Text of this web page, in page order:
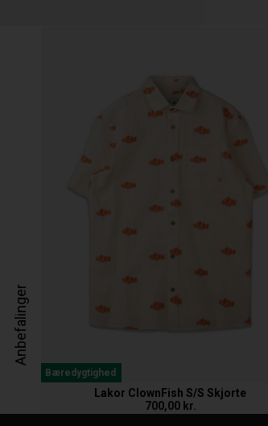
Anbefalinger
Bæredygtighed
Lakor ClownFish S/S Skjorte
700,00 kr.